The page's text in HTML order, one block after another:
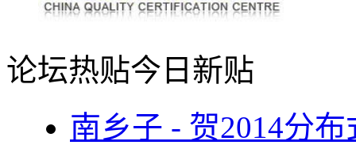
论坛热贴今日新贴
南乡子 - 贺2014分